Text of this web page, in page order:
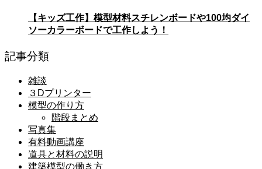
【キッズ工作】模型材料スチレンボードや100均ダイ
ソーカラーボードで工作しよう！
記事分類
雑談
３Dプリンター
模型の作り方
階段まとめ
写真集
有料動画講座
道具と材料の説明
建築模型の働き方